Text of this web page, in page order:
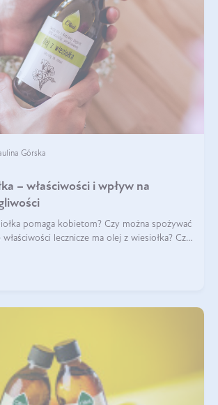
Górska
– właściwości i wpływ na
pomaga kobietom? Czy można spożywać
lecznicze ma olej z wiesiołka? Czy